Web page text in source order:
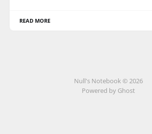
READ MORE
Null's Notebook © 2026
Powered by Ghost